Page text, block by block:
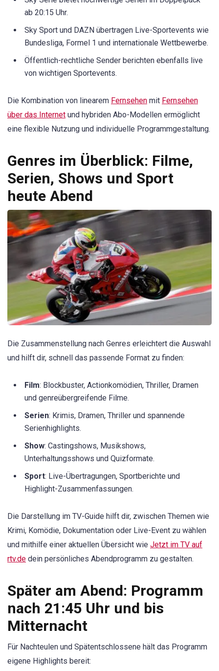
ab 20:15 Uhr.
Sky Sport und DAZN übertragen Live-Sportevents wie
Bundesliga, Formel 1 und internationale Wettbewerbe.
Öffentlich-rechtliche Sender berichten ebenfalls live
von wichtigen Sportevents.
Die Kombination von linearem Fernsehen mit Fernsehen
über das Internet und hybriden Abo-Modellen ermöglicht
eine flexible Nutzung und individuelle Programmgestaltung.
Genres im Überblick: Filme,
Serien, Shows und Sport
heute Abend
Die Zusammenstellung nach Genres erleichtert die Auswahl
und hilft dir, schnell das passende Format zu finden:
Film: Blockbuster, Actionkomödien, Thriller, Dramen
und genreübergreifende Filme.
Serien: Krimis, Dramen, Thriller und spannende
Serienhighlights.
Show: Castingshows, Musikshows,
Unterhaltungsshows und Quizformate.
Sport: Live-Übertragungen, Sportberichte und
Highlight-Zusammenfassungen.
Die Darstellung im TV-Guide hilft dir, zwischen Themen wie
Krimi, Komödie, Dokumentation oder Live-Event zu wählen
und mithilfe einer aktuellen Übersicht wie Jetzt im TV auf
rtv.de dein persönliches Abendprogramm zu gestalten.
Später am Abend: Programm
nach 21:45 Uhr und bis
Mitternacht
Für Nachteulen und Spätentschlossene hält das Programm
eigene Highlights bereit: